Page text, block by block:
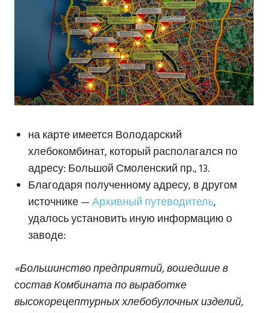
на карте имеется Володарский
хлебокомбинат, который располагался по
адресу: Большой Смоленский пр., 13.
Благодаря полученному адресу, в другом
источнике —Архивный путеводитель,
удалось установить иную информацию о
заводе:
«Большинство предприятий, вошедшие в
состав Комбината по выработке
высокорецептурных хлебобулочных изделий,